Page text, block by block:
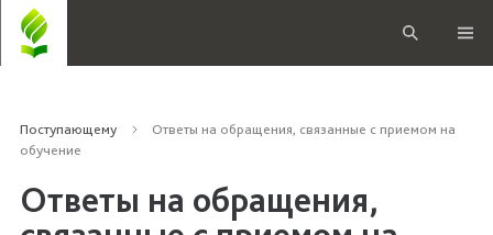
Поступающему
Ответы на обращения, связанные с приемом на
обучение
Ответы на обращения,